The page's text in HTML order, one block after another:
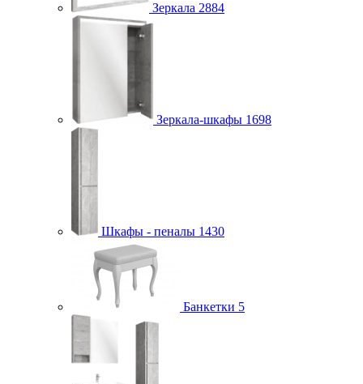
Зеркала 2884
Зеркала-шкафы 1698
Шкафы - пеналы 1430
Банкетки 5